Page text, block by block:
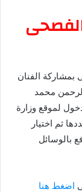
بمشاركة الفنان
محمد
لموقع وزارة
ثم اختيار
بالوسائل
اضغط هنا